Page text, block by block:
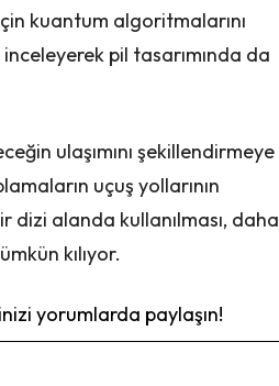
kuantum algoritmalarını
pil tasarımında da
ulaşımını şekillendirmeye
uçuş yollarının
alanda kullanılması, daha
kılıyor.
yorumlarda paylaşın!